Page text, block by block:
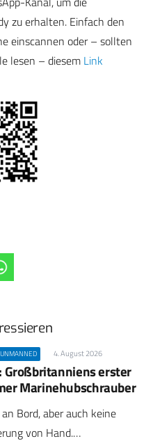
zu erhalten. Einfach den
einscannen oder – sollten
lesen – diesem Link
UNMANNED 4. August 2026
Großbritanniens erster
Marinehubschrauber
Bord, aber auch keine
von Hand.…